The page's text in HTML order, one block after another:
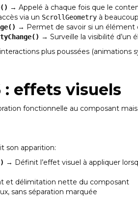
→ Appelé à chaque fois que le
via un ScrollGeometryà
→ Permet de savoir si un élément
→ Surveille la visibilité d’un
plus poussées (animations
: effets visuels
fonctionnelle au composant
son apparition:
→ Définit l’effet visuel à appliquer
et délimitation nette du composant
sans séparation marquée